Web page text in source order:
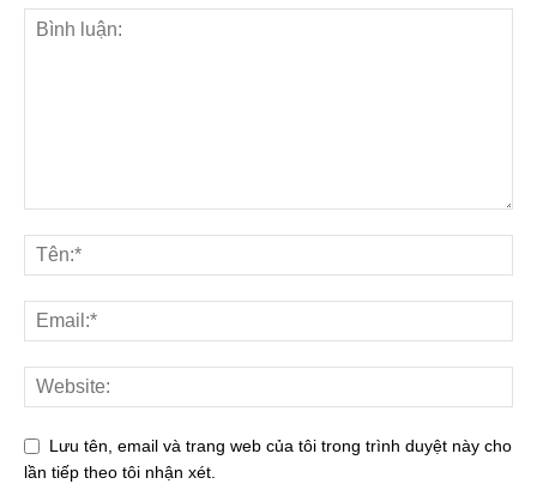
Lưu tên, email và trang web của tôi trong trình duyệt này cho
lần tiếp theo tôi nhận xét.